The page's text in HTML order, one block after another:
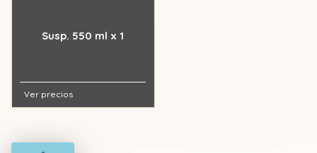
Susp. 550 ml x 1
Ver precios